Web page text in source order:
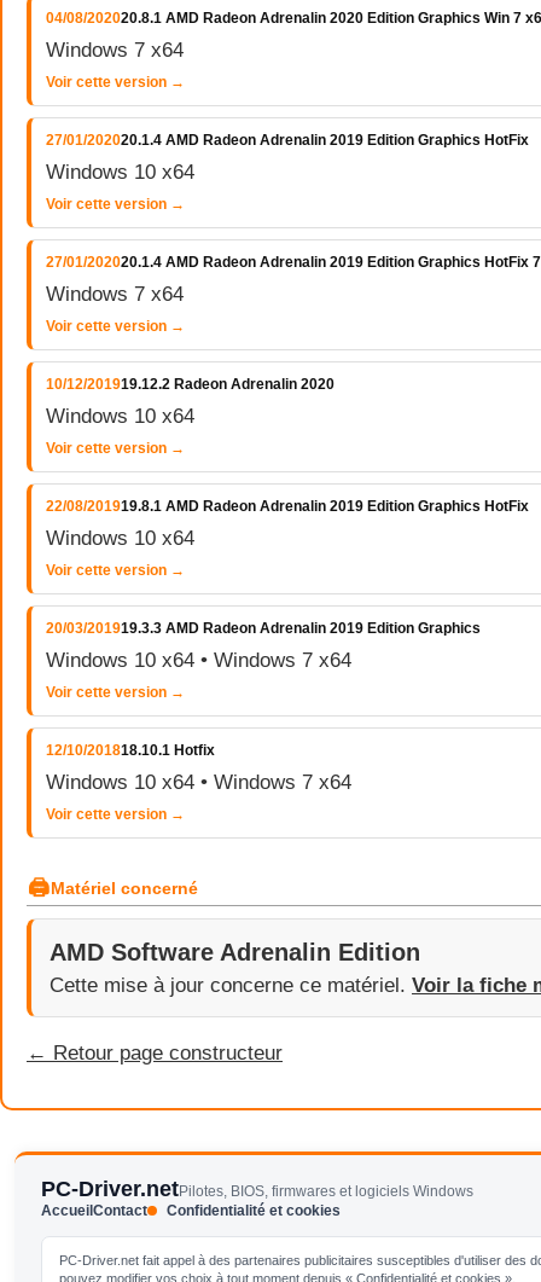
04/08/202020.8.1 AMD Radeon Adrenalin 2020 Edition Graphics Win 7
Windows 7 x64
Voir cette version →
27/01/202020.1.4 AMD Radeon Adrenalin 2019 Edition Graphics HotFix
Windows 10 x64
Voir cette version →
27/01/202020.1.4 AMD Radeon Adrenalin 2019 Edition Graphics HotFix
Windows 7 x64
Voir cette version →
10/12/201919.12.2 Radeon Adrenalin 2020
Windows 10 x64
Voir cette version →
22/08/201919.8.1 AMD Radeon Adrenalin 2019 Edition Graphics HotFix
Windows 10 x64
Voir cette version →
20/03/201919.3.3 AMD Radeon Adrenalin 2019 Edition Graphics
Windows 10 x64 • Windows 7 x64
Voir cette version →
12/10/201818.10.1 Hotfix
Windows 10 x64 • Windows 7 x64
Voir cette version →
🖨Matériel concerné
AMD Software Adrenalin Edition
Cette mise à jour concerne ce matériel. Voir la fiche
← Retour page constructeur
PC-Driver.netPilotes, BIOS, firmwares et logiciels Windows
Accueil Contact Confidentialité et cookies
PC-Driver.net fait appel à des partenaires publicitaires susceptibles d'utiliser
pouvez modifier vos choix à tout moment depuis « Confidentialité et cookies ».